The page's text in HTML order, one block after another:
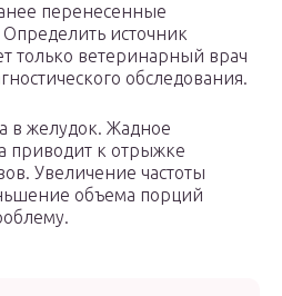
перенесенные
источник
только ветеринарный врач
обследования.
в желудок. Жадное
приводит к отрыжке
Увеличение частоты
объема порций